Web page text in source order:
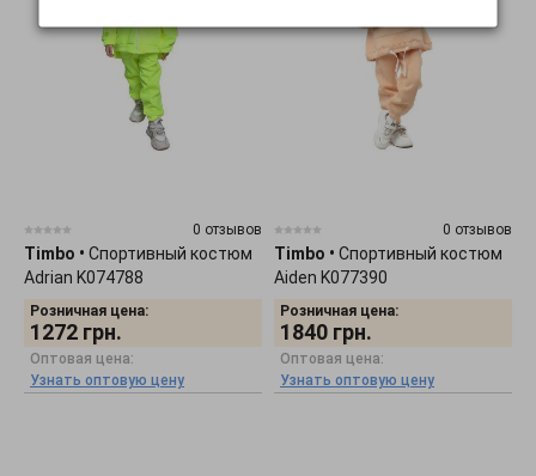
0 отзывов
Timbo • Спортивный костюм
Adrian K074788
Розничная цена:
1272 грн.
Оптовая цена:
Узнать оптовую цену
0 отзывов
Timbo • Спортивный костюм
Aiden K077390
Розничная цена:
1840 грн.
Оптовая цена:
Узнать оптовую цену